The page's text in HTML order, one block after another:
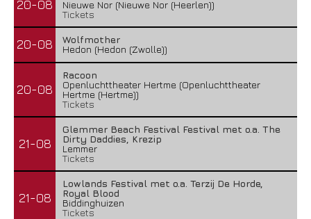
20-08
Nieuwe Nor (Nieuwe Nor (Heerlen))
Tickets
20-08
Wolfmother
Hedon (Hedon (Zwolle))
20-08
Racoon
Openluchttheater Hertme (Openluchttheater
Hertme (Hertme))
Tickets
21-08
Glemmer Beach Festival Festival met o.a. The
Dirty Daddies, Krezip
Lemmer
Tickets
21-08
Lowlands Festival met o.a. Terzij De Horde,
Royal Blood
Biddinghuizen
Tickets